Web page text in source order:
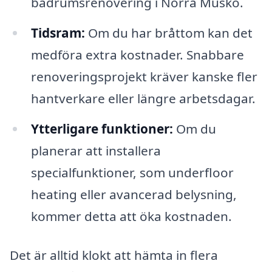
Tidsram: Om du har bråttom kan det
medföra extra kostnader. Snabbare
renoveringsprojekt kräver kanske fler
hantverkare eller längre arbetsdagar.
Ytterligare funktioner: Om du
planerar att installera
specialfunktioner, som underfloor
heating eller avancerad belysning,
kommer detta att öka kostnaden.
Det är alltid klokt att hämta in flera